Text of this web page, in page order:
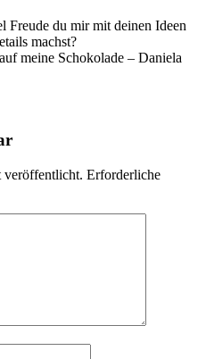
Freude du mir mit deinen Ideen
machst?
meine Schokolade – Daniela
Erforderliche